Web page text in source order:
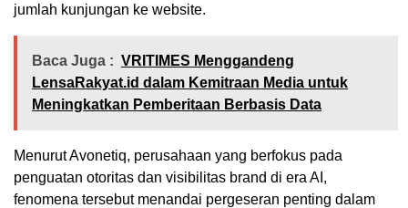
jumlah kunjungan ke website.
Baca Juga : VRITIMES Menggandeng
LensaRakyat.id dalam Kemitraan Media untuk
Meningkatkan Pemberitaan Berbasis Data
Menurut Avonetiq, perusahaan yang berfokus pada
penguatan otoritas dan visibilitas brand di era AI,
fenomena tersebut menandai pergeseran penting dalam